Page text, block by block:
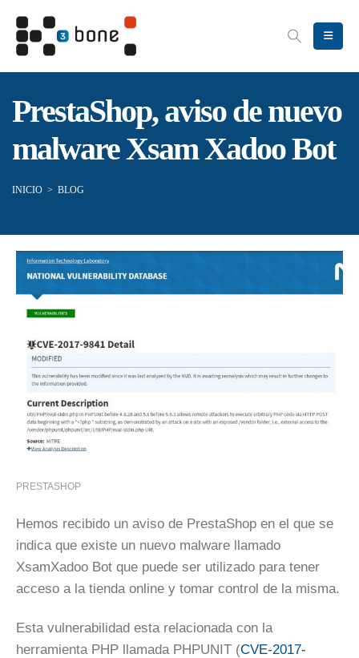
PrestaShop, aviso de nuevo
malware Xsam Xadoo Bot
INICIO > BLOG
PRESTASHOP
Hemos recibido un aviso de PrestaShop en el que se
indica que existe un nuevo malware llamado
XsamXadoo Bot que puede ser utilizado para tener
acceso a la tienda online y tomar control de la misma.
Esta vulnerabilidad esta relacionada con la
herramienta PHP llamada PHPUNIT (CVE-2017-